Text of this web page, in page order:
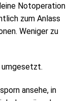
Notoperation
zum Anlass
Weniger zu
umgesetzt.
ansehe, in